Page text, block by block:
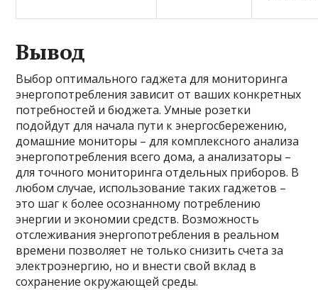
Вывод
Выбор оптимального гаджета для мониторинга
энергопотребления зависит от ваших конкретных
потребностей и бюджета. Умные розетки
подойдут для начала пути к энергосбережению,
домашние мониторы – для комплексного анализа
энергопотребления всего дома, а анализаторы –
для точного мониторинга отдельных приборов. В
любом случае, использование таких гаджетов –
это шаг к более осознанному потреблению
энергии и экономии средств. Возможность
отслеживания энергопотребления в реальном
времени позволяет не только снизить счета за
электроэнергию, но и внести свой вклад в
сохранение окружающей среды.